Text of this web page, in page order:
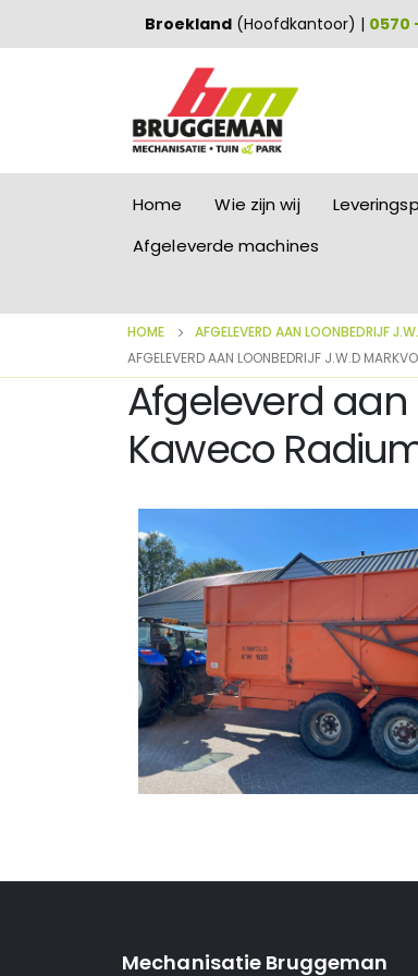
Broekland (Hoofdkantoor) | 0570
Home Wie zijn wij
Afgeleverde machines
HOME AFGELEVERD AAN LOONBEDRIJF
AFGELEVERD AAN LOONBEDRIJF J.W.D
Afgeleverd aan
Kaweco
Mechanisatie Bruggeman